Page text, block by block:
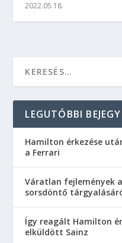
2022.05.18.
LEGUTÓBBI
Hamilton érkezése
a Ferrari
Váratlan fejlemények
sorsdöntő
Így reagált Hamilton
elküldött Sainz